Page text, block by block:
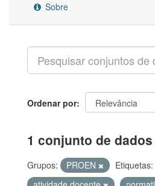
Sobre
Ordenar por
1 conjunto de
Grupos: PROEN
Etiquetas: